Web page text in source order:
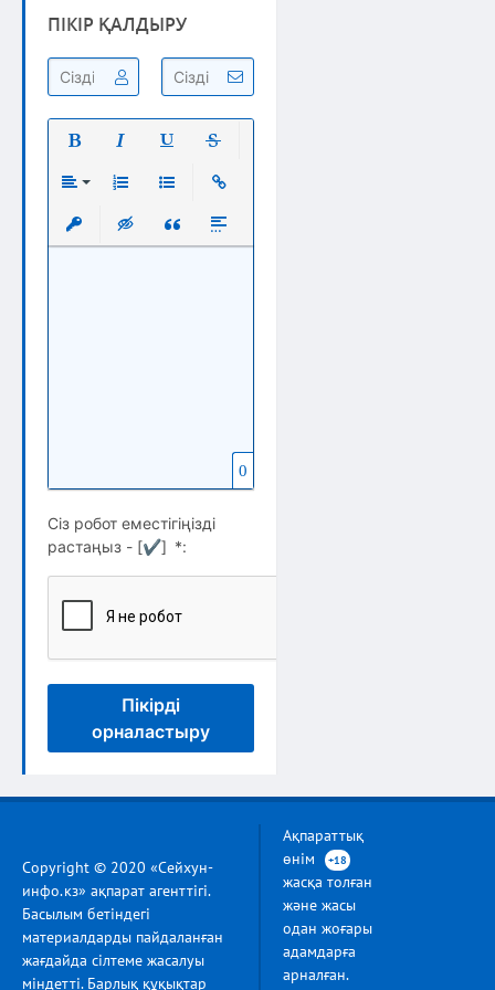
ПІКІР ҚАЛДЫРУ
Выравнивание
Нумерованный список
Вставить защищенную ссылку
Вставка скрытого текста
Вставка цитаты
Вставка спойлера
0
Сіз робот еместігіңізді
растаңыз - [✔] *:
Пікірді
орналастыру
Copyright © 2020 «Сейхун-
инфо.кз» ақпарат агенттігі.
Басылым бетіндегі
материалдарды пайдаланған
жағдайда сілтеме жасалуы
міндетті. Барлық құқықтар
Ақпараттық
өнім
+18
жасқа толған
және жасы
одан жоғары
адамдарға
арналған.